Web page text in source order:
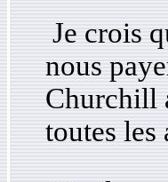
Je crois
nous
Churchill
toutes les